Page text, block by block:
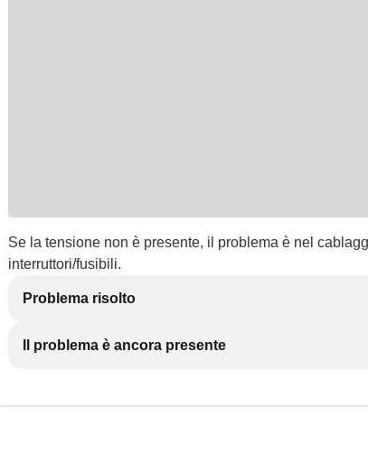
Se la tensione non è presente, il problema è nel
interruttori/fusibili.
Problema risolto
Il problema è ancora presente